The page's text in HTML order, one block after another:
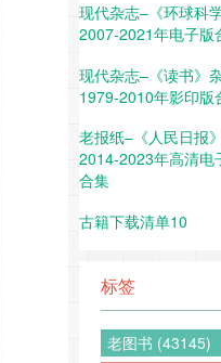
现代杂志–《环球科学
2007-2021年电子版
现代杂志–《读书》
1979-2010年影印版
老报纸–《人民日报》
2014-2023年高清电
合集
古籍下载清单10
标签
老图书 (43145)